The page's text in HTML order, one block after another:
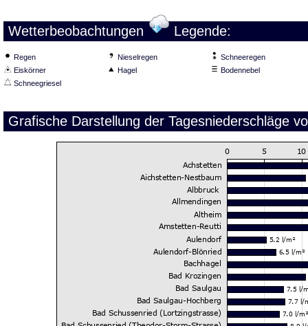
Wetterbeobachtungen Legende:
Regen Nieselregen
Schneeregen
Eiskörner
Hagel
Bodennebel
Schneegriesel
Grafische Darstellung der Tagesniederschläge